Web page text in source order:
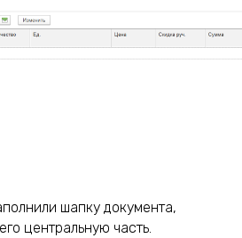
шапку документа,
центральную часть.